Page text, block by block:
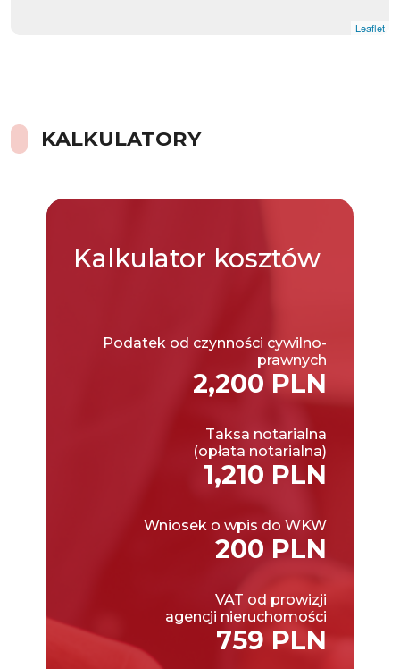
Leaflet
KALKULATORY
Kalkulator kosztów
Podatek od czynności cywilno-
prawnych
2,200 PLN
Taksa notarialna
(opłata notarialna)
1,210 PLN
Wniosek o wpis do WKW
200 PLN
VAT od prowizji
agencji nieruchomości
759 PLN